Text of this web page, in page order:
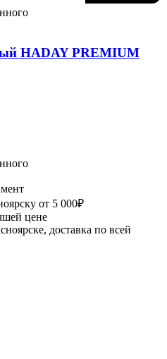
HADAY PREMIUM
от 5 000₽
цене
доставка по всей